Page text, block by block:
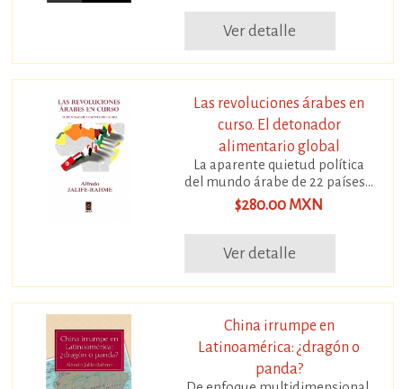
Ver detalle
Las revoluciones árabes en
curso. El detonador
alimentario global
La aparente quietud política
del mundo árabe de 22 países...
$280.00 MXN
Ver detalle
China irrumpe en
Latinoamérica: ¿dragón o
panda?